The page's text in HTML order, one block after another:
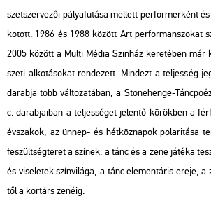
szet­szer­ve­zői pá­lya­fu­tá­sa mel­lett per­for­mer­ként
ko­tott. 1986 és 1988 kö­zött Art per­for­man­szo­kat
2005 kö­zött a Multi Média Szin­ház ke­re­té­ben
sze­ti al­ko­tá­so­kat ren­de­zett. Mind­ezt a tel­jes­ség
da­rab­ja több vál­to­za­tá­ban, a Sto­n­e­hen­ge-
c. da­rab­ja­i­ban a tel­jes­sé­get je­len­tő kö­rök­ben a
év­sza­kok, az ünnep- és hét­köz­na­pok po­la­ri­tá­sa
fe­szült­ség­te­ret a szí­nek, a tánc és a zene já­té­ka
és vi­se­le­tek szín­vi­lá­ga, a tánc ele­men­tá­ris ereje,
től a kor­társ ze­né­ig.